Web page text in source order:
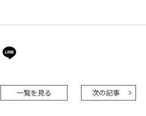
一覧を見る 次の記事